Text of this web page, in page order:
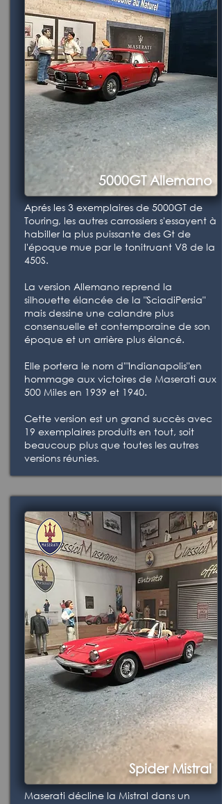
5000GT Allemano
Aprés les 3 exemplaires de 5000GT de
Touring, les autres carrossiers s'essayent à
habiller la plus puissante des Gt de
l'époque mue par le tonitruant V8 de la
450S.
La version Allemano reprend la
silhouette élancée de la "SciadiPersia"
mais dessine une calandre plus
consensuelle et contemporaine de son
époque et un arrière plus élancé.
Elle portera le nom d'"Indianapolis"en
hommage aux victoires de Maserati aux
500 Miles en 1939 et 1940.
Cette version est un grand succès avec
19 exemplaires produits en tout, soit
beaucoup plus que toutes les autres
versions réunies.
Spider Mistral
Maserati décline la Mistral dans un